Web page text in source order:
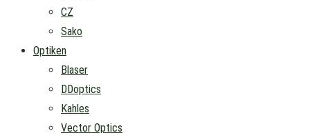
CZ
Sako
Optiken
Blaser
DDoptics
Kahles
Vector Optics